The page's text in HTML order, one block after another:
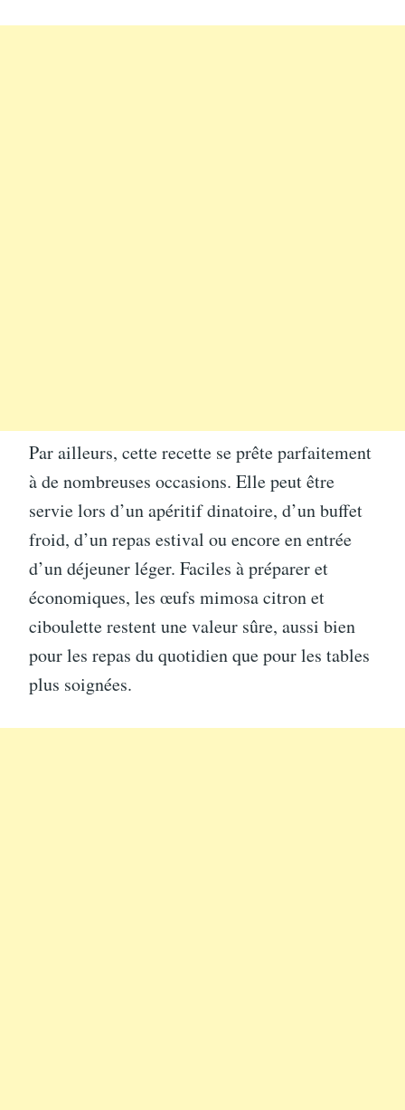
Par ailleurs, cette recette se prête parfaitement
à de nombreuses occasions. Elle peut être
servie lors d’un apéritif dinatoire, d’un buffet
froid, d’un repas estival ou encore en entrée
d’un déjeuner léger. Faciles à préparer et
économiques, les œufs mimosa citron et
ciboulette restent une valeur sûre, aussi bien
pour les repas du quotidien que pour les tables
plus soignées.